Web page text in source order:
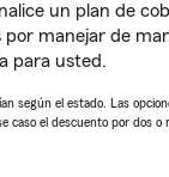
un plan de
manejar de
para usted.
según el estado. Las
el descuento por dos